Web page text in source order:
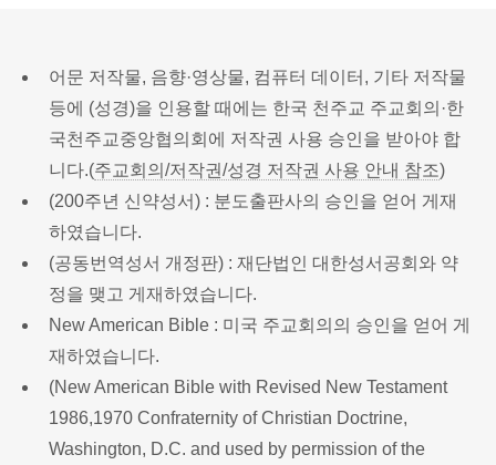
어문 저작물, 음향·영상물, 컴퓨터 데이터, 기타 저작물
등에 (성경)을 인용할 때에는 한국 천주교 주교회의·한
국천주교중앙협의회에 저작권 사용 승인을 받아야 합
니다.(주교회의/저작권/성경 저작권 사용 안내 참조)
(200주년 신약성서) : 분도출판사의 승인을 얻어 게재
하였습니다.
(공동번역성서 개정판) : 재단법인 대한성서공회와 약
정을 맺고 게재하였습니다.
New American Bible : 미국 주교회의의 승인을 얻어 게
재하였습니다.
(New American Bible with Revised New Testament
1986,1970 Confraternity of Christian Doctrine,
Washington, D.C. and used by permission of the